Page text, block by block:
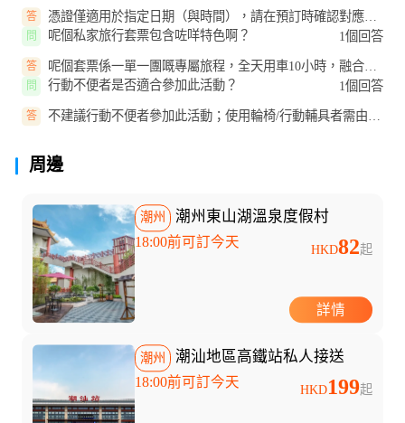
答
憑證僅適用於指定日期（與時間），請在預訂時確認對應日
期使用，過期無效。
問 呢個私家旅行套票包含咗咩特色啊？ 1個回答
答
呢個套票係一單一團嘅專屬旅程，全天用車10小時，融合潮
汕經典同新潮網紅景點，仲可以...
問 行動不便者是否適合參加此活動？ 1個回答
答
不建議行動不便者參加此活動；使用輪椅/行動輔具者需由照
周邊
潮州 潮州東山湖溫泉度假村
18:00前可訂今天 HKD82起
詳情
潮州 潮汕地區高鐵站私人接送
18:00前可訂今天 HKD199起